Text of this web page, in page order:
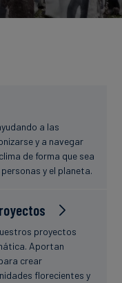
a las
y a navegar
de forma que sea
y el planeta.
proyectos
Aportan
crear
florecientes y